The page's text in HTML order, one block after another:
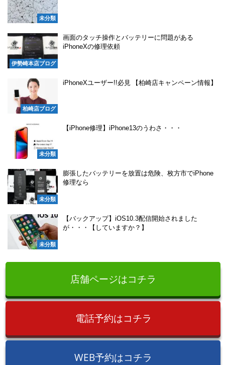
未分類
伊勢崎本店ブログ
画面のタッチ操作とバッテリーに問題がある
iPhoneXの修理依頼
柏崎店ブログ
iPhoneXユーザー!!必見 【柏崎店キャンペーン情報】
未分類
【iPhone修理】iPhone13のうわさ・・・
未分類
膨張したバッテリーを放置は危険、枚方市でiPhone
修理なら
未分類
【バックアップ】iOS10.3配信開始されました
が・・・【していますか？】
店舗ページはコチラ
電話予約はコチラ
WEB予約はコチラ